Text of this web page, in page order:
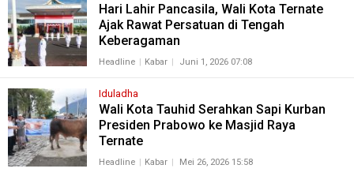
Hari Lahir Pancasila, Wali Kota Ternate
Ajak Rawat Persatuan di Tengah
Keberagaman
Headline Kabar Juni 1, 2026 07:08
Iduladha
Wali Kota Tauhid Serahkan Sapi Kurban
Presiden Prabowo ke Masjid Raya
Ternate
Headline Kabar Mei 26, 2026 15:58